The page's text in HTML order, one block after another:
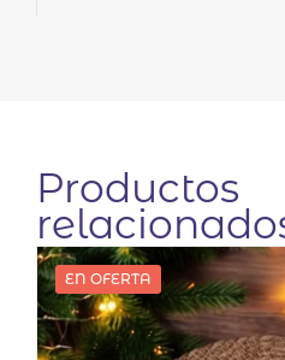
Productos
EN OFERTA